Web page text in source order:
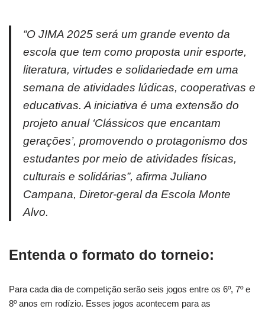
“O JIMA 2025 será um grande evento da
escola que tem como proposta unir esporte,
literatura, virtudes e solidariedade em uma
semana de atividades lúdicas, cooperativas e
educativas. A iniciativa é uma extensão do
projeto anual ‘Clássicos que encantam
gerações’, promovendo o protagonismo dos
estudantes por meio de atividades físicas,
culturais e solidárias”, afirma Juliano
Campana, Diretor-geral da Escola Monte
Alvo.
Entenda o formato do torneio:
Para cada dia de competição serão seis jogos entre os 6º, 7º e
8º anos em rodízio. Esses jogos acontecem para as